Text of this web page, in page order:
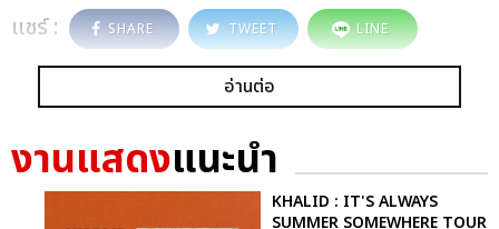
แชร์ : SHARE TWEET LINE
อ่านต่อ
งานแสดงแนะนำ
KHALID : IT'S ALWAYS
SUMMER SOMEWHERE TOUR